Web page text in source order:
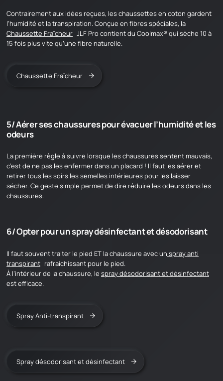
Nos revendeurs
NOS PRODUITS
DOCUMENTATION
Notre FAQ
APPRENDRE & DÉCOUVRIR
CONTACT
Contrairement aux idées reçues, les chaussettes en coton gardent
l’humidité et la transpiration. Conçue en fibres spéciales, la
Chaussette Fraîcheur JLF Pro contient du Coolmax® qui sèche 10 à
15 fois plus vite qu’une fibre naturelle.
Chaussette Fraîcheur
5/ Aérer ses chaussures pour évacuer l’humidité et les
odeurs
La première règle à suivre lorsque les chaussures sentent mauvais,
c’est de ne pas les enfermer dans un placard ! Il faut les aérer et
retirer tous les soirs les semelles intérieures pour les laisser
sécher. Ce geste simple permet de dire réduire les odeurs dans les
chaussures.
6/ Opter pour un spray désinfectant et désodorisant
Il faut souvent traiter le pied ET la chaussure avec un spray anti
transpirant rafraichissant pour le pied.
À l’intérieur de la chaussure, le spray désodorisant et désinfectant
est efficace.
Spray Anti-transpirant
Spray désodorisant et désinfectant